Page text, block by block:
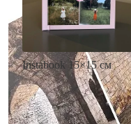
Instabook 15×15 см
• Декор на выбор
• Выбор цвета фона
• Загрузка фото и текста